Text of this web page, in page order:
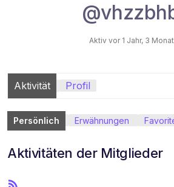
Aktiv vor 1 Jahr, 3
Aktivität Profil
Persönlich Erwähnungen
Aktivitäten der Mitglieder